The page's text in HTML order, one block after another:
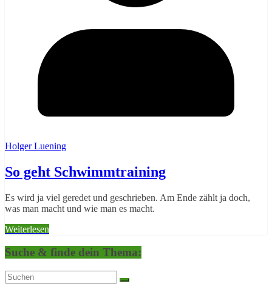
Holger Luening
So geht Schwimmtraining
Es wird ja viel geredet und geschrieben. Am Ende zählt ja doch,
was man macht und wie man es macht.
Weiterlesen
Suche & finde dein Thema: